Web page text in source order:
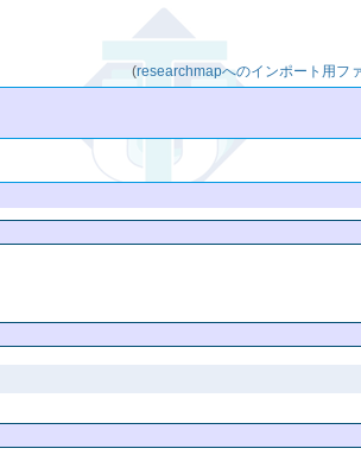
(researchmapへのインポート用フ